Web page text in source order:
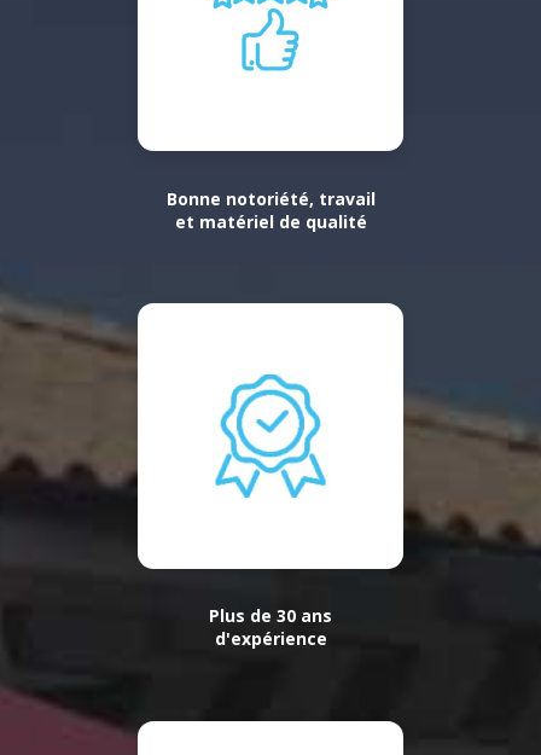
Bonne notoriété, travail
et matériel de qualité
Plus de 30 ans
d'expérience